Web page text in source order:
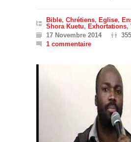
Bible, Chrétiens, Eglise,
Shora Kuetu, Exhortations,
17 Novembre 2014
1 commentaire